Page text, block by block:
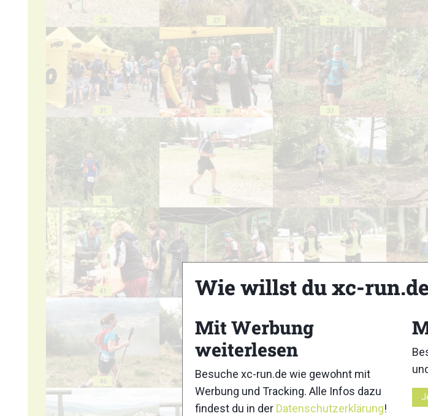
26 27 28
31 32 33
36 37 38
41 42 43
46
Wie willst du xc-
Mit Werbung
weiterlesen
Besuche xc-run.de wie gewohnt mit
Werbung und Tracking. Alle Infos dazu
findest du in der Datenschutzerklärung!